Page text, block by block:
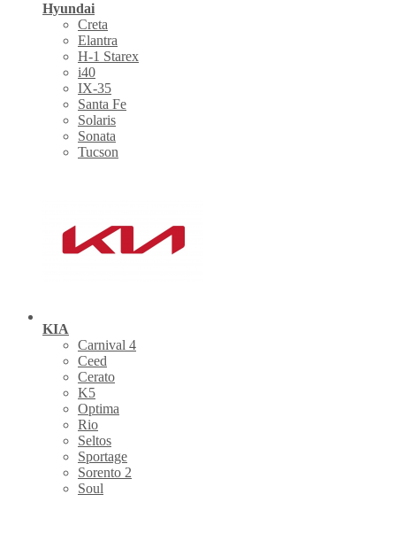
Hyundai
Creta
Elantra
H-1 Starex
i40
IX-35
Santa Fe
Solaris
Sonata
Tucson
KIA
Carnival 4
Ceed
Cerato
K5
Optima
Rio
Seltos
Sportage
Sorento 2
Soul